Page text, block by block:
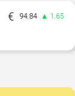
94.84
▲ 1.65